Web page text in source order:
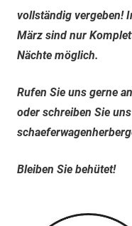
vollständig vergeben!
März sind nur
Nächte möglich.
Rufen Sie uns gerne
oder schreiben Sie
Bleiben Sie behütet!